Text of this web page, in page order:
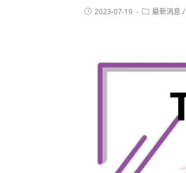
2023-07-19 最新消息 /